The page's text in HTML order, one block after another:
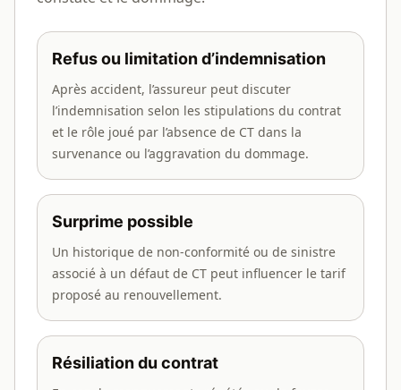
Refus ou limitation d’indemnisation
Après accident, l’assureur peut discuter
l’indemnisation selon les stipulations du contrat
et le rôle joué par l’absence de CT dans la
survenance ou l’aggravation du dommage.
Surprime possible
Un historique de non-conformité ou de sinistre
associé à un défaut de CT peut influencer le tarif
proposé au renouvellement.
Résiliation du contrat